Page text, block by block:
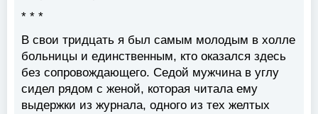
* * *
В свои тридцать я был самым молодым в холле
больницы и единственным, кто оказался здесь
без сопровождающего. Седой мужчина в углу
сидел рядом с женой, которая читала ему
выдержки из журнала, одного из тех желтых